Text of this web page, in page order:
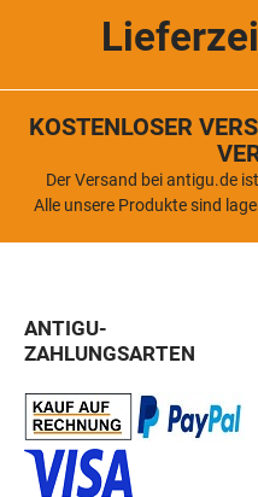
KOSTENLOSER
Der Versand bei antigu.de
Alle unsere Produkte sind
ANTIGU-
ZAHLUNGSARTEN